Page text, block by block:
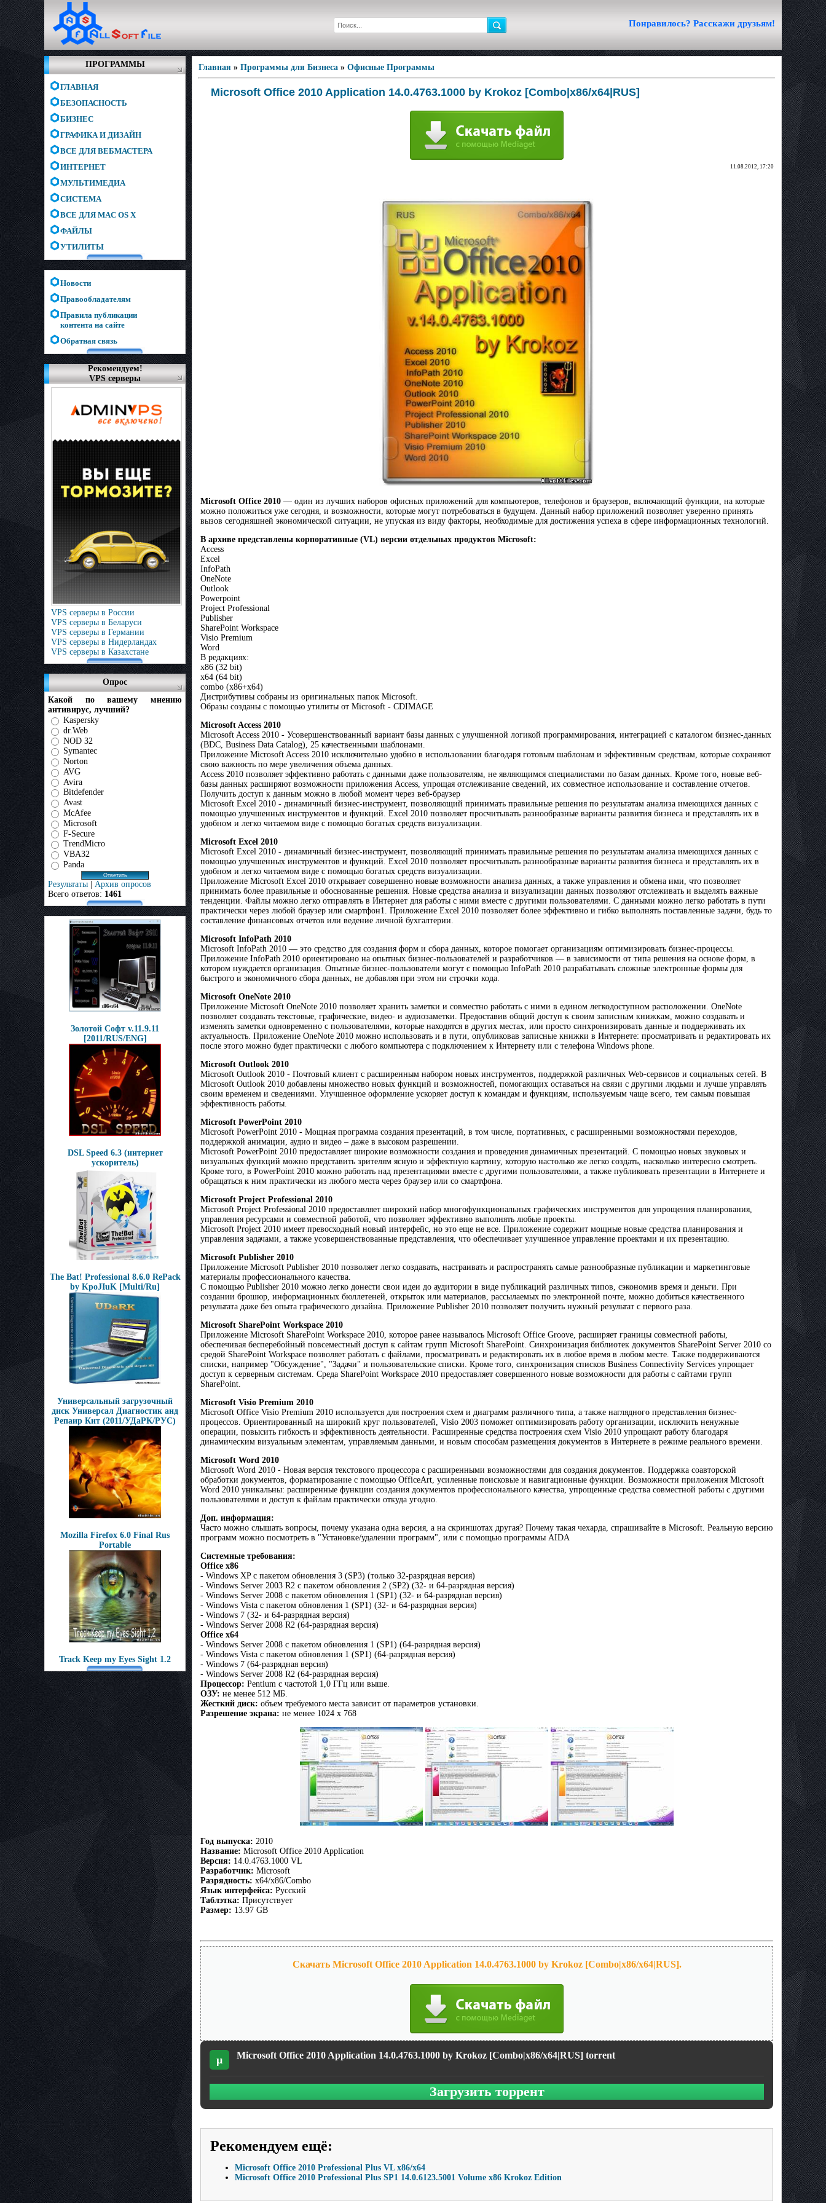
Понравилось? Расскажи друзьям!
ПРОГРАММЫ
ГЛАВНАЯ
БЕЗОПАСНОСТЬ
БИЗНЕС
ГРАФИКА И ДИЗАЙН
ВСЕ ДЛЯ ВЕБМАСТЕРА
ИНТЕРНЕТ
МУЛЬТИМЕДИА
СИСТЕМА
ВСЕ ДЛЯ MAC OS X
ФАЙЛЫ
УТИЛИТЫ
Новости
Правообладателям
Правила публикации
контента на сайте
Обратная связь
Рекомендуем!
VPS серверы
VPS серверы в России
VPS серверы в Беларуси
VPS серверы в Германии
VPS серверы в Нидерландах
VPS серверы в Казахстане
Опрос
Какой по вашему мнению
антивирус, лучший?
Kaspersky
dr.Web
NOD 32
Symantec
Norton
AVG
Avira
Bitdefender
Avast
McAfee
Microsoft
F-Secure
TrendMicro
VBA32
Panda
Результаты | Архив опросов
Всего ответов: 1461
Золотой Софт v.11.9.11
[2011/RUS/ENG]
DSL Speed 6.3 (интернет
ускоритель)
The Bat! Professional 8.6.0 RePack
by KpoJIuK [Multi/Ru]
Универсальный загрузочный
диск Универсал Диагностик анд
Репаир Кит (2011/УДаРК/РУС)
Mozilla Firefox 6.0 Final Rus
Portable
Track Keep my Eyes Sight 1.2
Главная » Программы для Бизнеса » Офисные Программы
Microsoft Office 2010 Application 14.0.4763.1000 by Krokoz [Combo|х86/х64|RUS]
11.08.2012, 17:20
Microsoft Office 2010 — один из лучших наборов офисных приложений для компьютеров, телефонов и браузеров, включающий функции, на которые
можно положиться уже сегодня, и возможности, которые могут потребоваться в будущем. Данный набор приложений позволяет уверенно принять
вызов сегодняшней экономической ситуации, не упуская из виду факторы, необходимые для достижения успеха в сфере информационных технологий.
В архиве представлены корпоративные (VL) версии отдельных продуктов Microsoft:
Access
Excel
InfoPath
OneNote
Outlook
Powerpoint
Project Professional
Publisher
SharePoint Workspace
Visio Premium
Word
В редакциях:
x86 (32 bit)
x64 (64 bit)
combo (x86+x64)
Дистрибутивы собраны из оригинальных папок Microsoft.
Образы созданы с помощью утилиты от Microsoft - CDIMAGE
Microsoft Access 2010
Microsoft Access 2010 - Усовершенствованный вариант базы данных с улучшенной логикой программирования, интеграцией с каталогом бизнес-данных
(BDC, Business Data Catalog), 25 качественными шаблонами.
Приложение Microsoft Access 2010 исключительно удобно в использовании благодаря готовым шаблонам и эффективным средствам, которые сохраняют
свою важность по мере увеличения объема данных.
Access 2010 позволяет эффективно работать с данными даже пользователям, не являющимся специалистами по базам данных. Кроме того, новые веб-
базы данных расширяют возможности приложения Access, упрощая отслеживание сведений, их совместное использование и составление отчетов.
Получить доступ к данным можно в любой момент через веб-браузер
Microsoft Excel 2010 - динамичный бизнес-инструмент, позволяющий принимать правильные решения по результатам анализа имеющихся данных с
помощью улучшенных инструментов и функций. Excel 2010 позволяет просчитывать разнообразные варианты развития бизнеса и представлять их в
удобном и легко читаемом виде с помощью богатых средств визуализации.
Microsoft Excel 2010
Microsoft Excel 2010 - динамичный бизнес-инструмент, позволяющий принимать правильные решения по результатам анализа имеющихся данных с
помощью улучшенных инструментов и функций. Excel 2010 позволяет просчитывать разнообразные варианты развития бизнеса и представлять их в
удобном и легко читаемом виде с помощью богатых средств визуализации.
Приложение Microsoft Excel 2010 открывает совершенно новые возможности анализа данных, а также управления и обмена ими, что позволяет
принимать более правильные и обоснованные решения. Новые средства анализа и визуализации данных позволяют отслеживать и выделять важные
тенденции. Файлы можно легко отправлять в Интернет для работы с ними вместе с другими пользователями. С данными можно легко работать в пути
практически через любой браузер или смартфон1. Приложение Excel 2010 позволяет более эффективно и гибко выполнять поставленные задачи, будь то
составление финансовых отчетов или ведение личной бухгалтерии.
Microsoft InfoPath 2010
Microsoft InfoPath 2010 — это средство для создания форм и сбора данных, которое помогает организациям оптимизировать бизнес-процессы.
Приложение InfoPath 2010 ориентировано на опытных бизнес-пользователей и разработчиков — в зависимости от типа решения на основе форм, в
котором нуждается организация. Опытные бизнес-пользователи могут с помощью InfoPath 2010 разрабатывать сложные электронные формы для
быстрого и экономичного сбора данных, не добавляя при этом ни строчки кода.
Microsoft OneNote 2010
Приложение Microsoft OneNote 2010 позволяет хранить заметки и совместно работать с ними в едином легкодоступном расположении. OneNote
позволяет создавать текстовые, графические, видео- и аудиозаметки. Предоставив общий доступ к своим записным книжкам, можно создавать и
изменять заметки одновременно с пользователями, которые находятся в других местах, или просто синхронизировать данные и поддерживать их
актуальность. Приложение OneNote 2010 можно использовать и в пути, опубликовав записные книжки в Интернете: просматривать и редактировать их
после этого можно будет практически с любого компьютера с подключением к Интернету или с телефона Windows phone.
Microsoft Outlook 2010
Microsoft Outlook 2010 - Почтовый клиент с расширенным набором новых инструментов, поддержкой различных Web-сервисов и социальных сетей. В
Microsoft Outlook 2010 добавлены множество новых функций и возможностей, помогающих оставаться на связи с другими людьми и лучше управлять
своим временем и сведениями. Улучшенное оформление ускоряет доступ к командам и функциям, используемым чаще всего, тем самым повышая
эффективность работы.
Microsoft PowerPoint 2010
Microsoft PowerPoint 2010 - Мощная программа создания презентаций, в том числе, портативных, с расширенными возможностями переходов,
поддержкой анимации, аудио и видео – даже в высоком разрешении.
Microsoft PowerPoint 2010 предоставляет широкие возможности создания и проведения динамичных презентаций. С помощью новых звуковых и
визуальных функций можно представить зрителям ясную и эффектную картину, которую настолько же легко создать, насколько интересно смотреть.
Кроме того, в PowerPoint 2010 можно работать над презентациями вместе с другими пользователями, а также публиковать презентации в Интернете и
обращаться к ним практически из любого места через браузер или со смартфона.
Microsoft Project Professional 2010
Microsoft Project Professional 2010 предоставляет широкий набор многофункциональных графических инструментов для упрощения планирования,
управления ресурсами и совместной работой, что позволяет эффективно выполнять любые проекты.
Microsoft Project 2010 имеет превосходный новый интерфейс, но это еще не все. Приложение содержит мощные новые средства планирования и
управления задачами, а также усовершенствованные представления, что обеспечивает улучшенное управление проектами и их презентацию.
Microsoft Publisher 2010
Приложение Microsoft Publisher 2010 позволяет легко создавать, настраивать и распространять самые разнообразные публикации и маркетинговые
материалы профессионального качества.
С помощью Publisher 2010 можно легко донести свои идеи до аудитории в виде публикаций различных типов, сэкономив время и деньги. При
создании брошюр, информационных бюллетеней, открыток или материалов, рассылаемых по электронной почте, можно добиться качественного
результата даже без опыта графического дизайна. Приложение Publisher 2010 позволяет получить нужный результат с первого раза.
Microsoft SharePoint Workspace 2010
Приложение Microsoft SharePoint Workspace 2010, которое ранее называлось Microsoft Office Groove, расширяет границы совместной работы,
обеспечивая бесперебойный повсеместный доступ к сайтам групп Microsoft SharePoint. Синхронизация библиотек документов SharePoint Server 2010 со
средой SharePoint Workspace позволяет работать с файлами, просматривать и редактировать их в любое время в любом месте. Также поддерживаются
списки, например "Обсуждение", "Задачи" и пользовательские списки. Кроме того, синхронизация списков Business Connectivity Services упрощает
доступ к серверным системам. Среда SharePoint Workspace 2010 предоставляет совершенного новые возможности для работы с сайтами групп
SharePoint.
Microsoft Visio Premium 2010
Microsoft Office Visio Premium 2010 используется для построения схем и диаграмм различного типа, а также наглядного представления бизнес-
процессов. Ориентированный на широкий круг пользователей, Visio 2003 поможет оптимизировать работу организации, исключить ненужные
операции, повысить гибкость и эффективность деятельности. Расширенные средства построения схем Visio 2010 упрощают работу благодаря
динамическим визуальным элементам, управляемым данными, и новым способам размещения документов в Интернете в режиме реального времени.
Microsoft Word 2010
Microsoft Word 2010 - Новая версия текстового процессора с расширенными возможностями для создания документов. Поддержка соавторской
обработки документов, форматирование с помощью OfficeArt, усиленные поисковые и навигационные функции. Возможности приложения Microsoft
Word 2010 уникальны: расширенные функции создания документов профессионального качества, упрощенные средства совместной работы с другими
пользователями и доступ к файлам практически откуда угодно.
Доп. информация:
Часто можно слышать вопросы, почему указана одна версия, а на скриншотах другая? Почему такая чехарда, спрашивайте в Microsoft. Реальную версию
программ можно посмотреть в "Установке/удалении программ", или с помощью программы AIDA
Системные требования:
Office x86
- Windows XP с пакетом обновления 3 (SP3) (только 32-разрядная версия)
- Windows Server 2003 R2 с пакетом обновления 2 (SP2) (32- и 64-разрядная версия)
- Windows Server 2008 с пакетом обновления 1 (SP1) (32- и 64-разрядная версия)
- Windows Vista с пакетом обновления 1 (SP1) (32- и 64-разрядная версия)
- Windows 7 (32- и 64-разрядная версия)
- Windows Server 2008 R2 (64-разрядная версия)
Office x64
- Windows Server 2008 с пакетом обновления 1 (SP1) (64-разрядная версия)
- Windows Vista с пакетом обновления 1 (SP1) (64-разрядная версия)
- Windows 7 (64-разрядная версия)
- Windows Server 2008 R2 (64-разрядная версия)
Процессор: Pentium с частотой 1,0 ГГц или выше.
ОЗУ: не менее 512 МБ.
Жесткий диск: объем требуемого места зависит от параметров установки.
Разрешение экрана: не менее 1024 x 768
Год выпуска: 2010
Название: Microsoft Office 2010 Application
Версия: 14.0.4763.1000 VL
Разработчик: Microsoft
Разрядность: x64/x86/Combo
Язык интерфейса: Русский
Таблэтка: Присутствует
Размер: 13.97 GB
Скачать Microsoft Office 2010 Application 14.0.4763.1000 by Krokoz [Combo|х86/х64|RUS].
µ Microsoft Office 2010 Application 14.0.4763.1000 by Krokoz [Combo|х86/х64|RUS] torrent
Загрузить торрент
Рекомендуем ещё:
Microsoft Office 2010 Professional Plus VL x86/x64
Microsoft Office 2010 Professional Plus SP1 14.0.6123.5001 Volume x86 Krokoz Edition